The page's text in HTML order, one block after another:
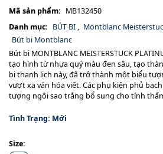
Mã sản phẩm: MB132450
Danh mục: BÚT BI , Montblanc
Bút bi Montblanc
Bút bi MONTBLANC MEISTERSTUCK
tạo hình từ nhựa quý màu đen sâu, tạo
bi thanh lịch này, đã trở thành một biểu
vượt xa văn hóa viết. Các phụ kiện phủ
tượng ngôi sao trắng bổ sung cho tính
Tình Trạng: Mới
Size: